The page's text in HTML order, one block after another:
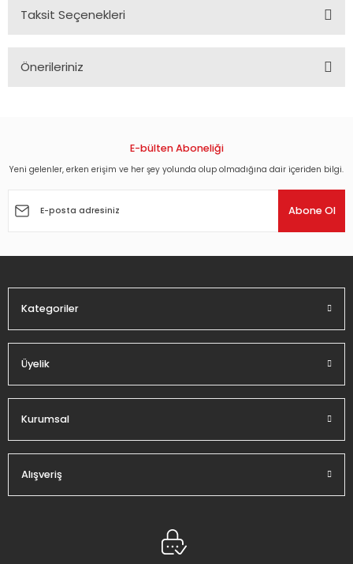
Taksit Seçenekleri
Önerileriniz
Görüş ve önerileriniz için teşekkür ederiz.
Ürün açıklamasında eksik bilgiler bulunuyor.
E-bülten Aboneliği
Yeni gelenler, erken erişim ve her şey yolunda olup olmadığına dair içeriden bilgi.
Abone Ol
Kategoriler
Üyelik
Kurumsal
Alışveriş